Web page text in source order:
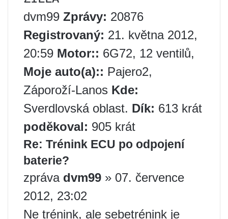
dvm99 Zprávy: 20876
Registrovaný: 21. května 2012,
20:59 Motor:: 6G72, 12 ventilů,
Moje auto(a):: Pajero2,
Záporoží-Lanos Kde:
Sverdlovská oblast. Dík: 613 krát
poděkoval: 905 krát
Re: Trénink ECU po odpojení
baterie?
zpráva dvm99 » 07. července
2012, 23:02
Ne trénink, ale sebetrénink je